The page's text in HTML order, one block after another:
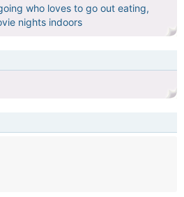
who loves to go out eating,
nights indoors